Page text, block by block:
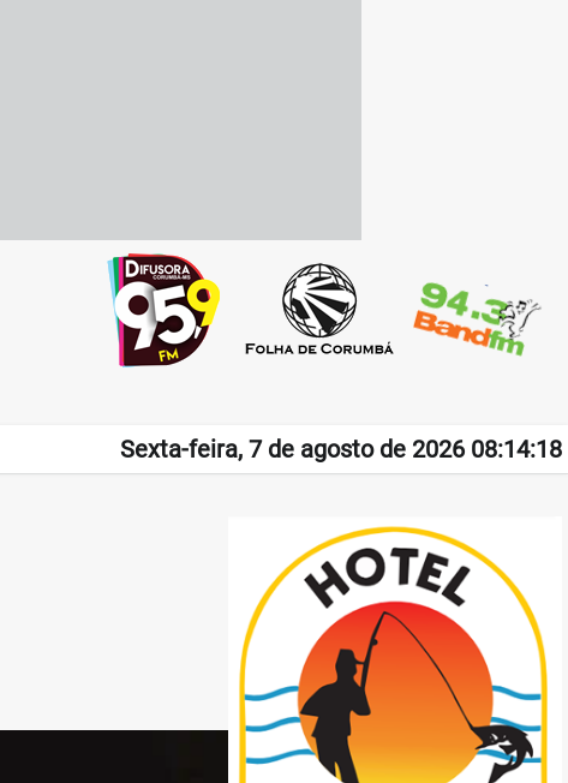
Sexta-feira, 7 de agosto de 2026 08:14:18